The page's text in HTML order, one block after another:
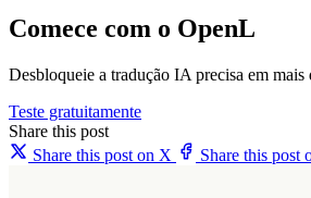
Comece com o OpenL
Desbloqueie a tradução IA precisa em
Teste gratuitamente
Share this post
Share this post on X
Share this post